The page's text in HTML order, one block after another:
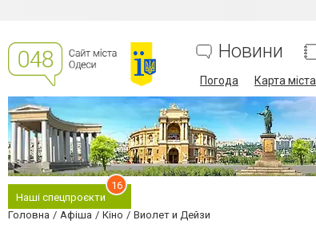
Новини
Погода Карта міста
Наші спецпроєкти
16
Головна Афіша Кіно Виолет и Дейзи